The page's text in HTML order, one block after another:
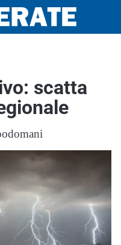
scatta